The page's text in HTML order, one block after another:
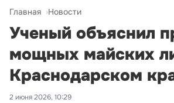
Главная Новости
Ученый объяснил
мощных майских
Краснодарском
2 июня 2026, 10:29